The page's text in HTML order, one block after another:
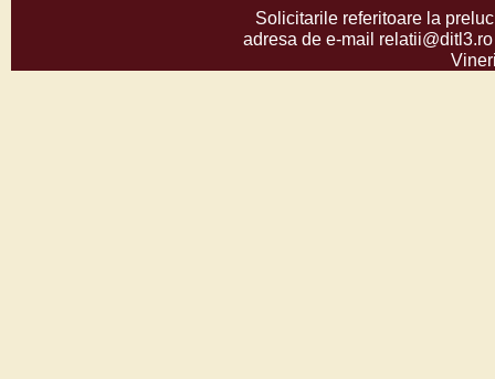
Solicitarile referitoare la
adresa de e-mail